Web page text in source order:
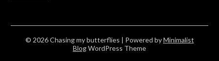
© 2026 Chasing my butterflies | Powered byMinimalist
BlogWordPress Theme